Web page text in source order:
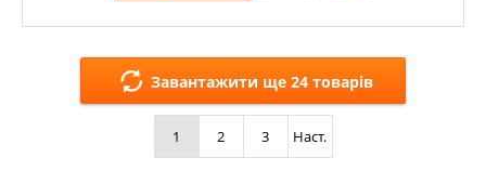
Розміри: 600х600;
Стилі: Під бетон;
Завантажити ще 24 товарів
1 2 3 Наст.